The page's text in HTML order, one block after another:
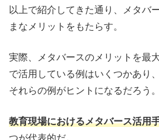
以上で紹介してきた通り、メタバ
まなメリットをもたらす。
実際、メタバースのメリットを最
で活用している例はいくつかあり
それらの例がヒントになるだろう。
教育現場におけるメタバース活用